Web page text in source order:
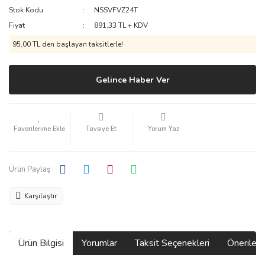
Stok Kodu
NSSVFVZ24T
Fiyat
891,33 TL + KDV
95,00 TL den başlayan taksitlerle!
Gelince Haber Ver
Tavsiye Et Yorum Yaz
Ürün Paylaş :
Karşılaştır
Ürün Bilgisi Yorumlar Taksit Seçenekleri